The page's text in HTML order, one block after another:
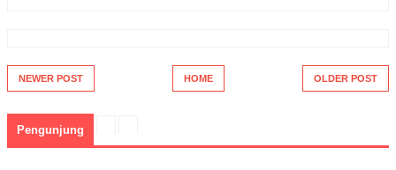
NEWER POST OLDER POST
HOME
Pengunjung